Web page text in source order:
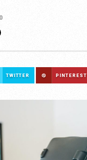
TWITTER PINTEREST